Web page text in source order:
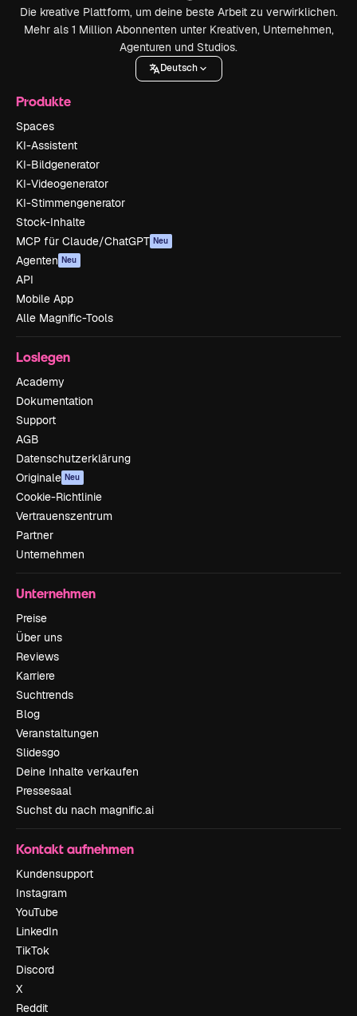
Die kreative Plattform, um deine beste Arbeit zu verwirklichen.
Mehr als 1 Million Abonnenten unter Kreativen, Unternehmen,
Agenturen und Studios.
Deutsch
Produkte
Spaces
KI-Assistent
KI-Bildgenerator
KI-Videogenerator
KI-Stimmengenerator
Stock-Inhalte
MCP für Claude/ChatGPT Neu
Agenten Neu
API
Mobile App
Alle Magnific-Tools
Loslegen
Academy
Dokumentation
Support
AGB
Datenschutzerklärung
Originale Neu
Cookie-Richtlinie
Vertrauenszentrum
Partner
Unternehmen
Unternehmen
Preise
Über uns
Reviews
Karriere
Suchtrends
Blog
Veranstaltungen
Slidesgo
Deine Inhalte verkaufen
Pressesaal
Suchst du nach magnific.ai
Kontakt aufnehmen
Kundensupport
Instagram
YouTube
LinkedIn
TikTok
Discord
X
Reddit